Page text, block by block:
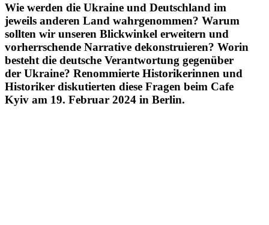
Wie werden die Ukraine und Deutschland im
jeweils anderen Land wahrge­nommen? Warum
sollten wir unseren Blick­winkel erweitern und
vorherr­schende Narrative dekon­stru­ieren? Worin
besteht die deutsche Verant­wortung gegenüber
der Ukraine? Renom­mierte Histo­ri­ke­rinnen und
Histo­riker disku­tierten diese Fragen beim Cafe
Kyiv am 19. Februar 2024 in Berlin.